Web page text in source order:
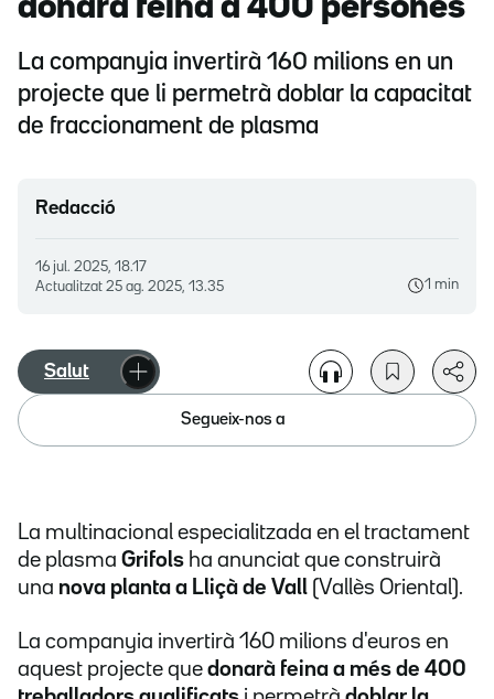
donarà feina a 400 persones
La companyia invertirà 160 milions en un
projecte que li permetrà doblar la capacitat
de fraccionament de plasma
Redacció
16 jul. 2025, 18.17
Actualitzat 25 ag. 2025, 13.35 1 min
Salut
Segueix-nos a
La multinacional especialitzada en el tractament
de plasma Grifols ha anunciat que construirà
una nova planta a Lliçà de Vall (Vallès Oriental).
La companyia invertirà 160 milions d'euros en
aquest projecte que donarà feina a més de 400